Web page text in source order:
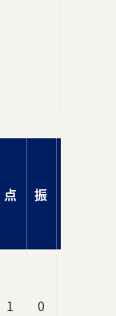
点 振
1 0